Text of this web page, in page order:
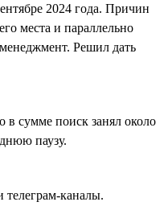
2024 года. Причин
места и параллельно
Решил дать
в сумме поиск занял около
паузу.
каналы.